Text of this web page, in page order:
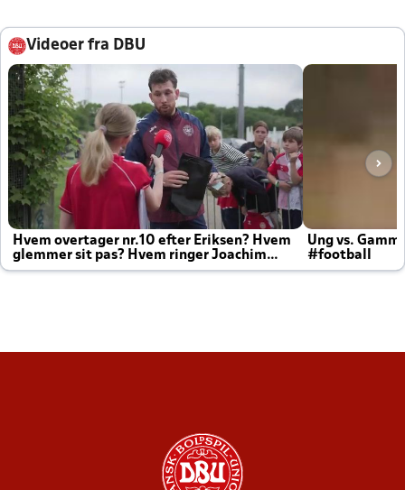
Videoer fra DBU
Hvem overtager nr.10 efter Eriksen? Hvem
glemmer sit pas? Hvem ringer Joachim
altid til efter kampe?
Ung vs.
#football